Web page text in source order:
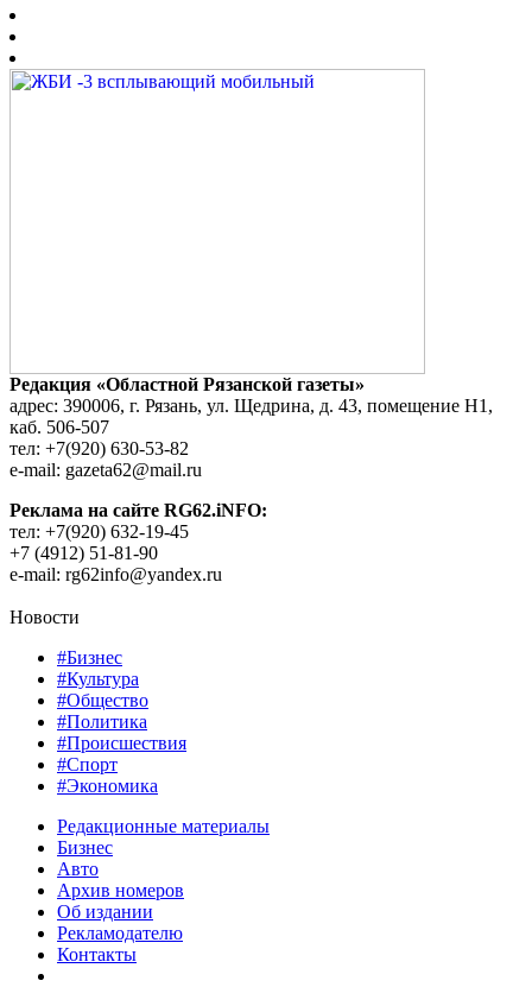
Редакция «Областной Рязанской газеты»
адрес: 390006, г. Рязань, ул. Щедрина, д. 43, помещение Н1,
каб. 506-507
тел: +7(920) 630-53-82
e-mail: gazeta62@mail.ru
Реклама на сайте RG62.iNFO:
тел: +7(920) 632-19-45
+7 (4912) 51-81-90
e-mail: rg62info@yandex.ru
Новости
#Бизнес
#Культура
#Общество
#Политика
#Происшествия
#Спорт
#Экономика
Редакционные материалы
Бизнес
Авто
Архив номеров
Об издании
Рекламодателю
Контакты